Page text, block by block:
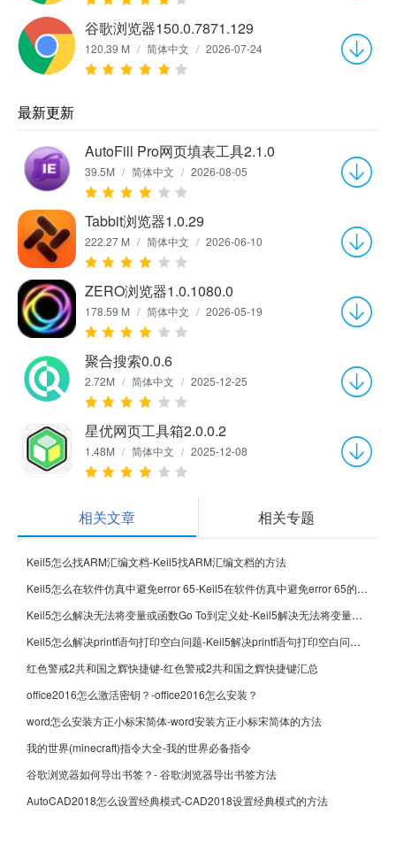
谷歌浏览器150.0.7871.129
120.39 M / 简体中文 / 2026-07-24
最新更新
AutoFill Pro网页填表工具2.1.0
39.5M / 简体中文 / 2026-08-05
Tabbit浏览器1.0.29
222.27 M / 简体中文 / 2026-06-10
ZERO浏览器1.0.1080.0
178.59 M / 简体中文 / 2026-05-19
聚合搜索0.0.6
2.72M / 简体中文 / 2025-12-25
星优网页工具箱2.0.0.2
1.48M / 简体中文 / 2025-12-08
相关文章 相关专题
Keil5怎么找ARM汇编文档-Keil5找ARM汇编文档的方法
Keil5怎么在软件仿真中避免error 65-Keil5在软件仿真中避免error 65的方法
Keil5怎么解决无法将变量或函数Go To到定义处-Keil5解决无法将变量或函数Go To到定义处的方法
Keil5怎么解决printf语句打印空白问题-Keil5解决printf语句打印空白问题的方法
红色警戒2共和国之辉快捷键-红色警戒2共和国之辉快捷键汇总
office2016怎么激活密钥？-office2016怎么安装？
word怎么安装方正小标宋简体-word安装方正小标宋简体的方法
我的世界(minecraft)指令大全-我的世界必备指令
谷歌浏览器如何导出书签？- 谷歌浏览器导出书签方法
AutoCAD2018怎么设置经典模式-CAD2018设置经典模式的方法